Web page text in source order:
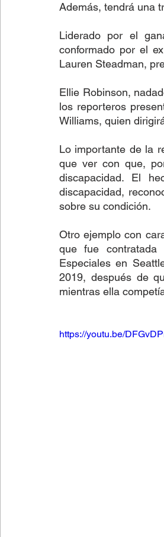
Además, tendrá una
Liderado por el
conformado por el
Lauren Steadman,
Ellie Robinson,
los reporteros
Williams, quien
Lo importante de la
que ver con que,
discapacidad. El
discapacidad,
sobre su condición.
Otro ejemplo con
que fue
Especiales en
2019, después de
mientras ella
https://youtu.be/